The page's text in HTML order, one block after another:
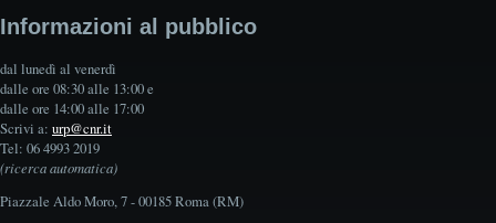
Informazioni al pubblico
dal lunedì al venerdì
dalle ore 08:30 alle 13:00 e
dalle ore 14:00 alle 17:00
Scrivi a: urp@cnr.it
Tel: 06 4993 2019
(ricerca automatica)
Piazzale Aldo Moro, 7 - 00185 Roma (RM)